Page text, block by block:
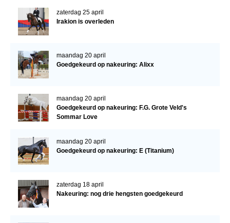
zaterdag 25 april
Irakion is overleden
maandag 20 april
Goedgekeurd op nakeuring: Alixx
maandag 20 april
Goedgekeurd op nakeuring: F.G. Grote Veld's
Sommar Love
maandag 20 april
Goedgekeurd op nakeuring: E (Titanium)
zaterdag 18 april
Nakeuring: nog drie hengsten goedgekeurd